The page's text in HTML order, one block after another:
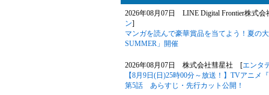
2026年08月07日 LINE Digital Frontier株式
ン]
マンガを読んで豪華賞品を当てよう！夏の
SUMMER」開催
2026年08月07日 株式会社彗星社 [エンタ
【8月9日(日)25時00分～放送！】TVアニ
第5話 あらすじ・先行カット公開！